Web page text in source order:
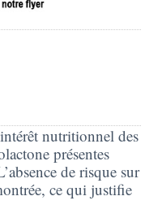
nutritionnel des
présentes
de risque sur
ce qui justifie